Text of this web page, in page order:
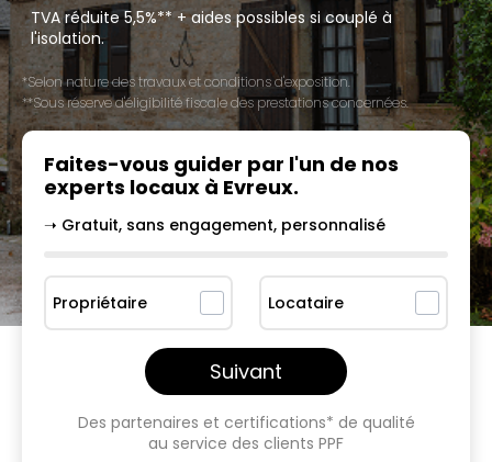
TVA réduite 5,5%** + aides possibles si couplé à
l'isolation.
*Selon nature des travaux et conditions d'exposition.
**Sous réserve d'éligibilité fiscale des prestations concernées.
Faites-vous guider par l'un de nos
experts locaux à Evreux.
➝ Gratuit, sans engagement, personnalisé
Propriétaire Locataire
Suivant
Des partenaires et certifications* de qualité
au service des clients PPF